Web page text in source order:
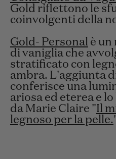
Gold riflettono le
coinvolgenti della
Gold- Personal è
di vaniglia che
stratificato con
ambra. L'aggiunta
conferisce una
ariosa ed eterea e
da Marie Claire "Il
legnoso per la pelle.